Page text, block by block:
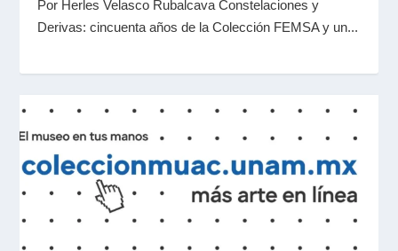
Por Herles Velasco Rubalcava Constelaciones y
Derivas: cincuenta años de la Colección FEMSA y un...